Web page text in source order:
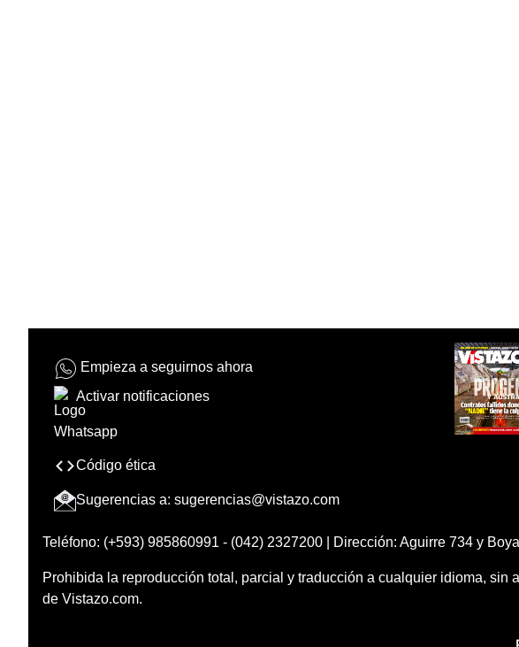
Empieza a seguirnos ahora
Activar notificaciones
Código ética
Sugerencias a: sugerencias@vistazo.com
Teléfono: (+593) 985860991 - (042) 2327200 | Dirección: Aguirre 734 y
Prohibida la reproducción total, parcial y traducción a cualquier idioma, sin
de Vistazo.com.